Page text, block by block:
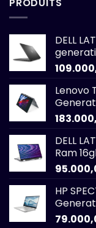
DELL
Lenovo
DELL
Ram
HP